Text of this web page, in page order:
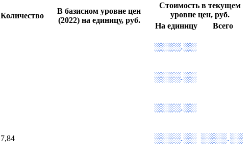
Количество
В базисном уровне цен
(2022) на единицу, руб.
Стоимость в текущем
уровне цен, руб.
На единицу
Всего
░░░░.░░
░░░░.░░
░░░░.░░
7,84 ░░░░.░░ ░░░░.░░